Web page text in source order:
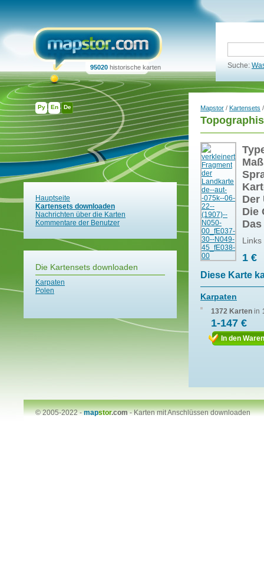
Ру En De
95020 historische karten Suche:
Hauptseite
Kartensets downloaden
Nachrichten über die Karten
Kommentare der Benutzer
Die Kartensets downloaden
Karpaten
Polen
Mapstor / Kartensets
Der
Die
1 €
Diese Karte
Karpaten
1372 Karten in
1-147 €
In den
© 2005-2022 -mapstor.com-Karten mit Anschlüssen downloaden